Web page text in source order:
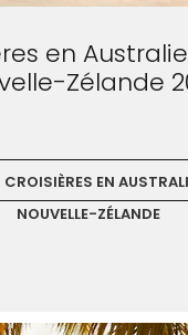
en
Zélande
EN
NOUVELLE-ZÉLANDE